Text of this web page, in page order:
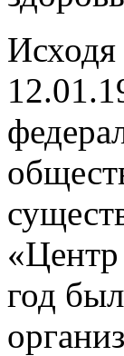
Исходя
год